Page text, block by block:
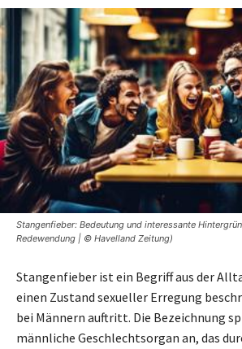
Stangenfieber: Bedeutung und interessante
Redewendung | © Havelland Zeitung)
Stangenfieber ist ein Begriff aus der
einen Zustand sexueller Erregung
bei Männern auftritt. Die Bezeichnung
männliche Geschlechtsorgan an, das